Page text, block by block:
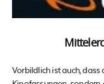
Vorbildlich ist auch, dass